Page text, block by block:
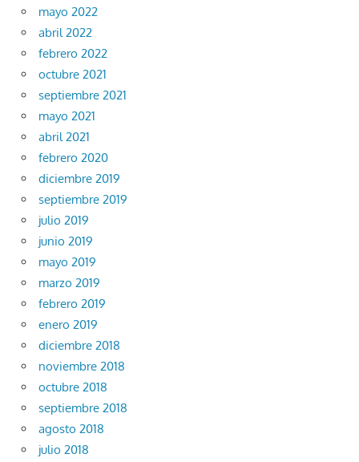
mayo 2022
abril 2022
febrero 2022
octubre 2021
septiembre 2021
mayo 2021
abril 2021
febrero 2020
diciembre 2019
septiembre 2019
julio 2019
junio 2019
mayo 2019
marzo 2019
febrero 2019
enero 2019
diciembre 2018
noviembre 2018
octubre 2018
septiembre 2018
agosto 2018
julio 2018